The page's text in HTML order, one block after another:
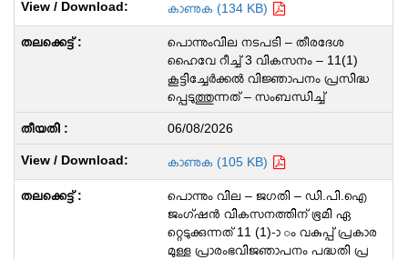
കാണുക (134 KB)
പൊന്നുംവില നടപടി – തീരദേശ
ഹൈവേ റീച്ച് 3 വികസനം – 11(1)
കൂട്ടിച്ചേർക്കൽ വിജ്ഞാപനം പ്രസിദ്ധ
പ്പെടുത്തുന്നത് – സംബന്ധിച്ച്
06/08/2026
കാണുക (105 KB)
പൊന്നും വില – ജഗതി – ഡി.പി.ഐ
ജംഗ്ഷൻ വികസനത്തിന് ഭൂമി ഏ
റ്റെടുക്കുന്നത് 11 (1)-ാ ം വകുപ്പ് പ്രകാര
മുള്ള പ്രാരംഭവിജഞാപനം പദ്ധതി പ്ര